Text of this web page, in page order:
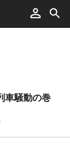
車騒動の巻